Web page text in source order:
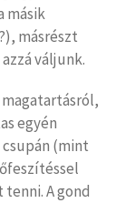
másik
másrészt
váljunk.
egyén
(mint
A gond